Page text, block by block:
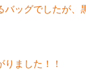
バッグでしたが、
ました！！